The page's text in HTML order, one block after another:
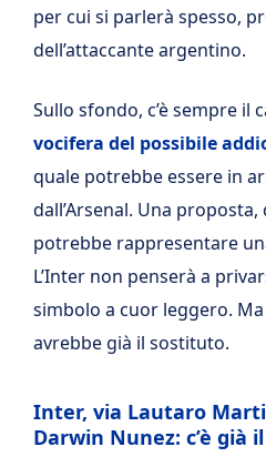
per cui si parlerà spesso,
dell’attaccante argentino.
Sullo sfondo, c’è sempre il
vocifera del possibile
quale potrebbe essere in
dall’Arsenal. Una
potrebbe rappresentare
L’Inter non penserà a
simbolo a cuor leggero.
avrebbe già il sostituto.
Inter, via Lautaro
Darwin Nunez: c’è già